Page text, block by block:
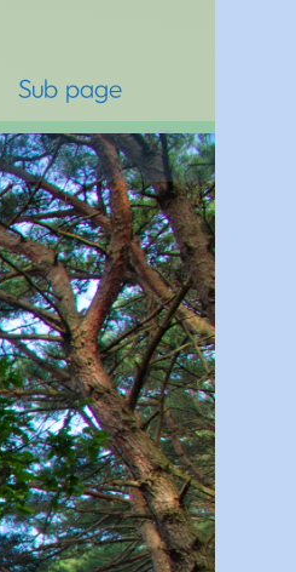
Sub page